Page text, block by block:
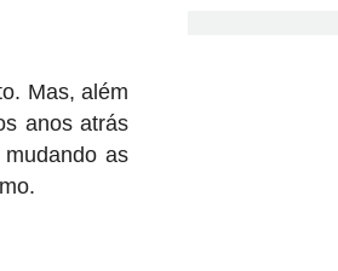
Mas, além
anos atrás
mudando as